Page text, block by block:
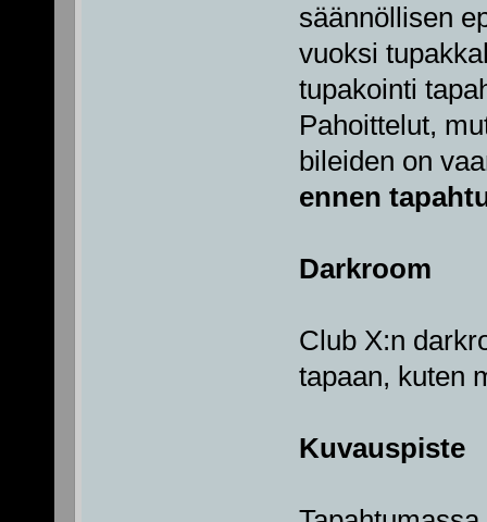
säännöllisen
vuoksi
tupakointi
Pahoittelut,
bileiden on
ennen
Darkroom
Club X:n
tapaan, kuten
Kuvauspiste